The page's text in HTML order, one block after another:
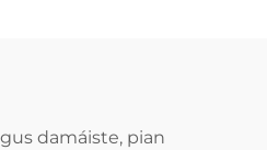
Gléas
damáiste, pian